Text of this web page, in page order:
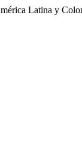
Latina y